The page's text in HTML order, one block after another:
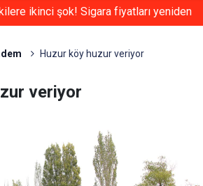
ikinci şok! Sigara fiyatları yeniden
Huzur köy huzur veriyor
veriyor